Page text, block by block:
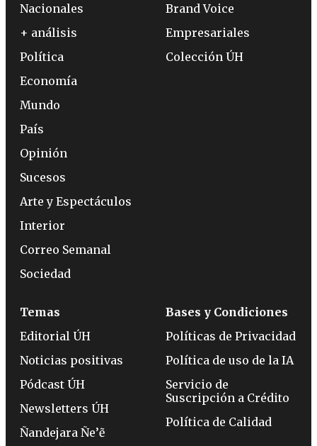
Nacionales
+ análisis
Política
Economía
Mundo
País
Opinión
Sucesos
Arte y Espectáculos
Interior
Correo Semanal
Sociedad
Brand Voice
Empresariales
Colección ÚH
Temas
Editorial ÚH
Noticias positivas
Pódcast ÚH
Newsletters ÚH
Ñandejara Ñe’ẽ
Bases y Condiciones
Políticas de Privacidad
Política de uso de la IA
Servicio de
Suscripción a Crédito
Política de Calidad